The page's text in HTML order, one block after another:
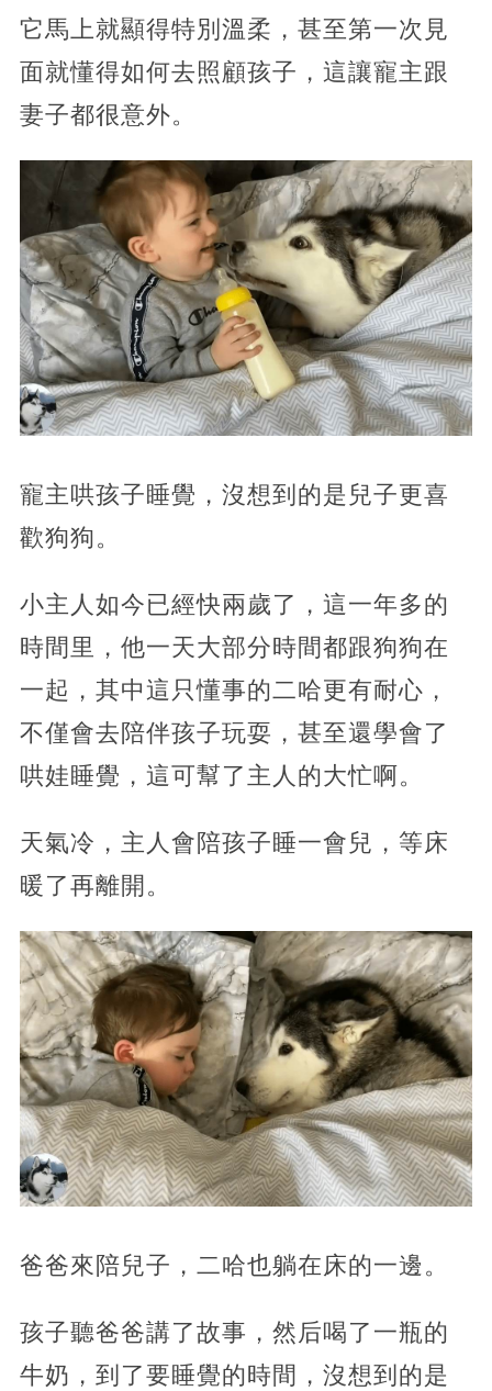
它馬上就顯得特別溫柔，甚至第一次見
面就懂得如何去照顧孩子，這讓寵主跟
妻子都很意外。
寵主哄孩子睡覺，沒想到的是兒子更喜
歡狗狗。
小主人如今已經快兩歲了，這一年多的
時間里，他一天大部分時間都跟狗狗在
一起，其中這只懂事的二哈更有耐心，
不僅會去陪伴孩子玩耍，甚至還學會了
哄娃睡覺，這可幫了主人的大忙啊。
天氣冷，主人會陪孩子睡一會兒，等床
暖了再離開。
爸爸來陪兒子，二哈也躺在床的一邊。
孩子聽爸爸講了故事，然后喝了一瓶的
牛奶，到了要睡覺的時間，沒想到的是